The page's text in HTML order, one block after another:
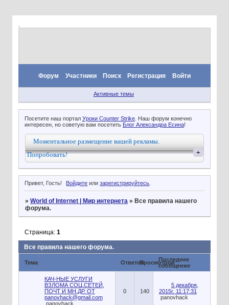
Форум Участники Поиск Регистрация Войти
Активные темы
Посетите наш портал Уроки Counter Strike. Наш форум конечно
интересен, но советую вам посетить Блог Александра Есина!
Моментальное размещение вашей рекламы.
Попробовать!
+
Привет, Гость! Войдите илизарегистрируйтесь.
» World of Internet | Мир интернета » Все правила нашего
форума.
Все правила нашего форума.
Страница: 1
Тема ОтветовПросмотровПоследнее
сообщение
КАЧ-НЫЕ УСЛУГИ
ВЗЛОМА СОЦ.СЕТЕЙ,
ПОЧТ И МН.ДР. ОТ
panovhack@gmail.com
panovhack
0 140
5 декабря,
2015г. 11:17:31
panovhack